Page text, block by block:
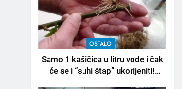
OSTALO
Samo 1 kašičica u litru vode i čak
će se i “suhi štap” ukorijeniti!